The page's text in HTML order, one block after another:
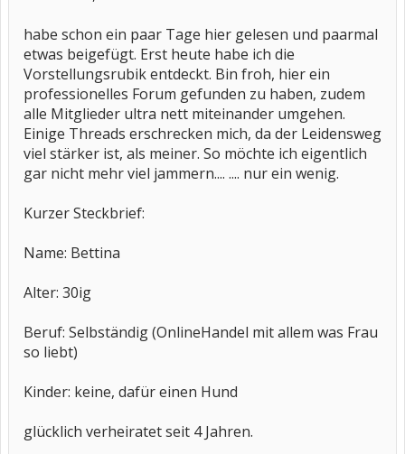
habe schon ein paar Tage hier gelesen und paarmal
etwas beigefügt. Erst heute habe ich die
Vorstellungsrubik entdeckt. Bin froh, hier ein
professionelles Forum gefunden zu haben, zudem
alle Mitglieder ultra nett miteinander umgehen.
Einige Threads erschrecken mich, da der Leidensweg
viel stärker ist, als meiner. So möchte ich eigentlich
gar nicht mehr viel jammern.... .... nur ein wenig.
Kurzer Steckbrief:
Name: Bettina
Alter: 30ig
Beruf: Selbständig (OnlineHandel mit allem was Frau
so liebt)
Kinder: keine, dafür einen Hund
glücklich verheiratet seit 4 Jahren.